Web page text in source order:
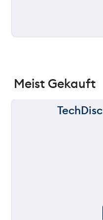
Meist Gekauft
TechDisc